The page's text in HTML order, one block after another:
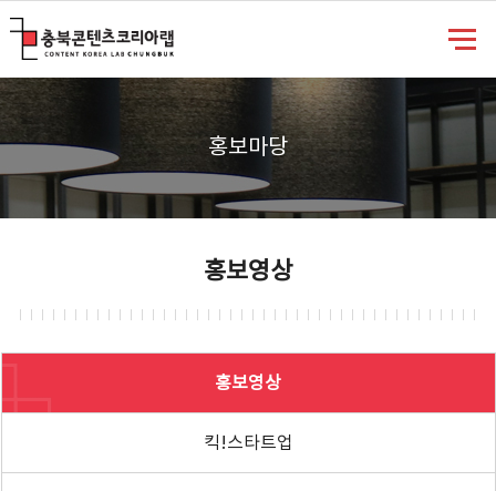
홍보마당
홍보영상
홍보영상
킥!스타트업